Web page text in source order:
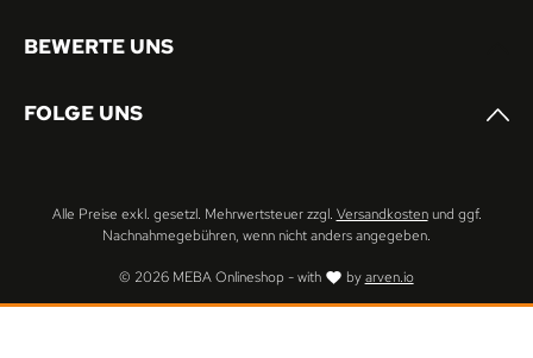
BEWERTE UNS
FOLGE UNS
© 2026 MEBA Onlineshop - with byarven.io
Alle Preise exkl. gesetzl. Mehrwertsteuer zzgl. Versandkostenund ggf.
Nachnahmegebühren, wenn nicht anders angegeben.